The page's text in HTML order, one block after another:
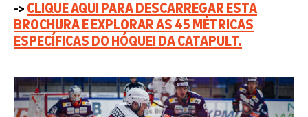
-> CLIQUE AQUI PARA DESCARREGAR ESTA
BROCHURA E EXPLORAR AS 45 MÉTRICAS
ESPECÍFICAS DO HÓQUEI DA CATAPULT.